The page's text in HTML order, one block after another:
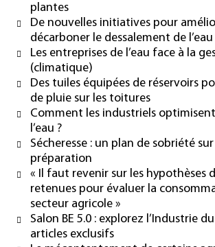
plantes
De nouvelles initiatives pour
décarboner le dessalement de
Les entreprises de l’eau face à la
(climatique)
Des tuiles équipées de réservoirs
de pluie sur les toitures
Comment les industriels
l’eau ?
Sécheresse : un plan de sobriété sur
préparation
« Il faut revenir sur les hypothèses
retenues pour évaluer la
secteur agricole »
Salon BE 5.0 : explorez l’Industrie
articles exclusifs